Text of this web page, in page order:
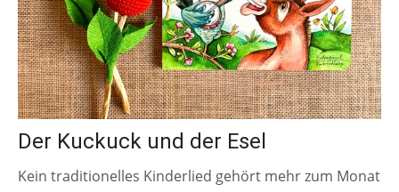
Der Kuckuck und der Esel
Kein traditionelles Kinderlied gehört mehr zum Monat